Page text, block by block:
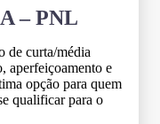
– PNL
curta/média
aperfeiçoamento e
opção para quem
qualificar para o